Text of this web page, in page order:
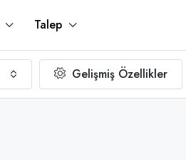
Talep
Gelişmiş Özellikler